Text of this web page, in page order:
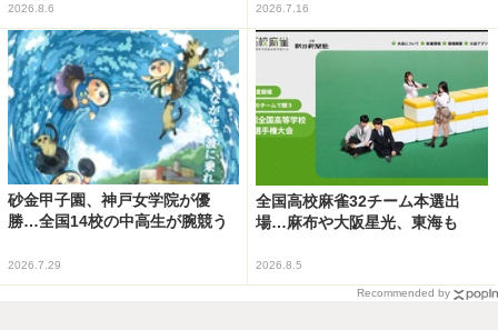
2026.8.6 2026.7.16
砂金甲子園、神戸女学院が優
勝…全国14校の中高生が腕競う
2026.7.29
全国高校麻雀32チーム本選出
場…麻布や大阪星光、東海も
2026.8.5
Recommended by